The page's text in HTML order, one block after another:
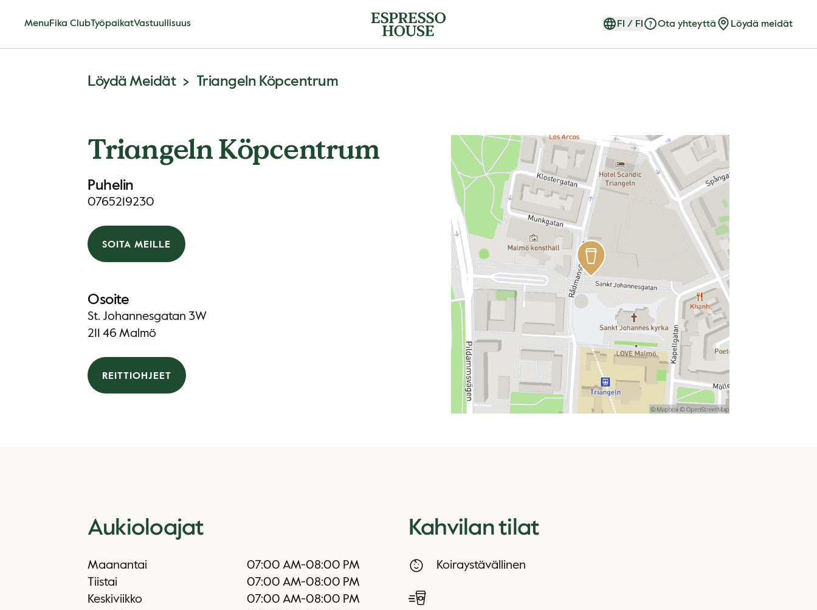
Menu Fika ClubTyöpaikatVastuullisuus FI / FI Ota yhteyttä Löydä meidät
Löydä Meidät Triangeln Köpcentrum
Triangeln Köpcentrum
Puhelin
0765219230
SOITA MEILLE
Osoite
St. Johannesgatan 3W
211 46 Malmö
REITTIOHJEET
Aukioloajat
Maanantai 07:00 AM-08:00 PM
Tiistai
07:00 AM-08:00 PM
Keskiviikko
07:00 AM-08:00 PM
Kahvilan tilat
Koiraystävällinen